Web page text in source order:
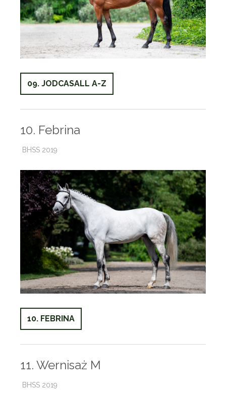
09. JODCASALL A-Z
10. Febrina
BHSS 2019
10. FEBRINA
11. Wernisaż M
BHSS 2019